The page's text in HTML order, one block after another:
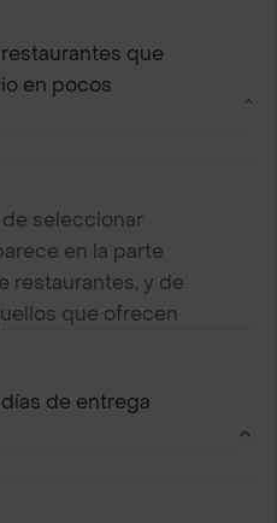
que
en pocos
seleccionar
en la parte
restaurantes, y de
que ofrecen
de entrega